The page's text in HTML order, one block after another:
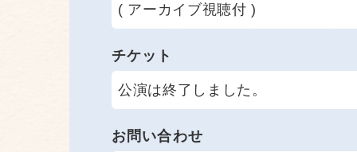
( アーカイブ視聴付 )
チケット
公演は終了しました。
お問い合わせ